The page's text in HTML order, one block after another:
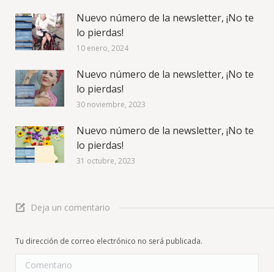
Nuevo número de la newsletter, ¡No te
lo pierdas!
10 enero, 2024
Nuevo número de la newsletter, ¡No te
lo pierdas!
30 noviembre, 2023
Nuevo número de la newsletter, ¡No te
lo pierdas!
31 octubre, 2023
Deja un comentario
Tu dirección de correo electrónico no será publicada.
Comentario